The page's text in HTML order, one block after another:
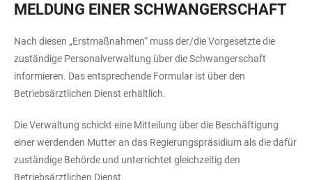
MELDUNG EINER SCHWANGERSCHAFT
Nach diesen „Erstmaßnahmen“ muss der/die Vorgesetzte die
zuständige Personalverwaltung über die Schwangerschaft
informieren. Das entsprechende Formular ist über den
Betriebsärztlichen Dienst erhältlich.
Die Verwaltung schickt eine Mitteilung über die Beschäftigung
einer werdenden Mutter an das Regierungspräsidium als die dafür
zuständige Behörde und unterrichtet gleichzeitig den
Betriebsärztlichen Dienst.